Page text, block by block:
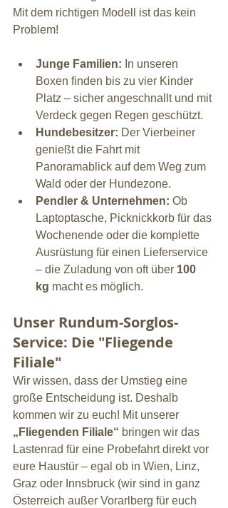
Mit dem richtigen Modell ist das kein
Problem!
Junge Familien: In unseren
Boxen finden bis zu vier Kinder
Platz – sicher angeschnallt und mit
Verdeck gegen Regen geschützt.
Hundebesitzer: Der Vierbeiner
genießt die Fahrt mit
Panoramablick auf dem Weg zum
Wald oder der Hundezone.
Pendler & Unternehmen: Ob
Laptoptasche, Picknickkorb für das
Wochenende oder die komplette
Ausrüstung für einen Lieferservice
– die Zuladung von oft über 100
kg macht es möglich.
Unser Rundum-Sorglos-
Service: Die "Fliegende
Filiale"
Wir wissen, dass der Umstieg eine
große Entscheidung ist. Deshalb
kommen wir zu euch! Mit unserer
„Fliegenden Filiale“ bringen wir das
Lastenrad für eine Probefahrt direkt vor
eure Haustür – egal ob in Wien, Linz,
Graz oder Innsbruck (wir sind in ganz
Österreich außer Vorarlberg für euch